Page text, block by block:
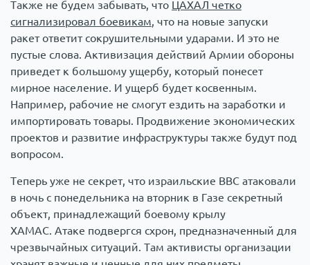
Также не будем забывать, что ЦАХАЛ четко
сигнализировал боевикам, что на новые запуски
ракет ответит сокрушительными ударами. И это не
пустые слова. Активизация действий Армии обороны
приведет к большому ущербу, который понесет
мирное население. И ущерб будет косвенным.
Например, рабочие не смогут ездить на заработки и
импортировать товары. Продвижение экономических
проектов и развитие инфраструктуры также будут под
вопросом.
Теперь уже не секрет, что израильские ВВС атаковали
в ночь с понедельника на вторник в Газе секретный
объект, принадлежащий боевому крылу
ХАМАС. Атаке подвергся схрон, предназначенный для
чрезвычайных ситуаций. Там активисты организации